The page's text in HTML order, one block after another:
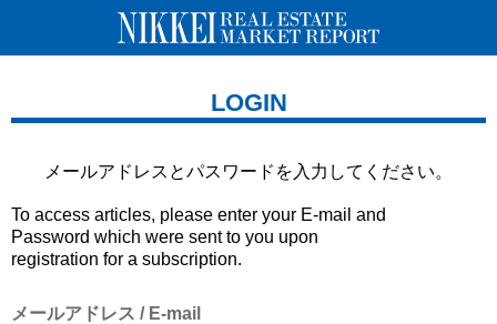
LOGIN
メールアドレスとパスワードを 入力してください。
To access articles, please enter your E-mail and
Password which were sent to you upon
registration for a subscription.
メールアドレス / E-mail